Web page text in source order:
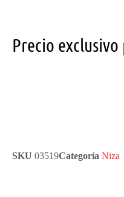
Precio
SKU 03519Categoría Niza